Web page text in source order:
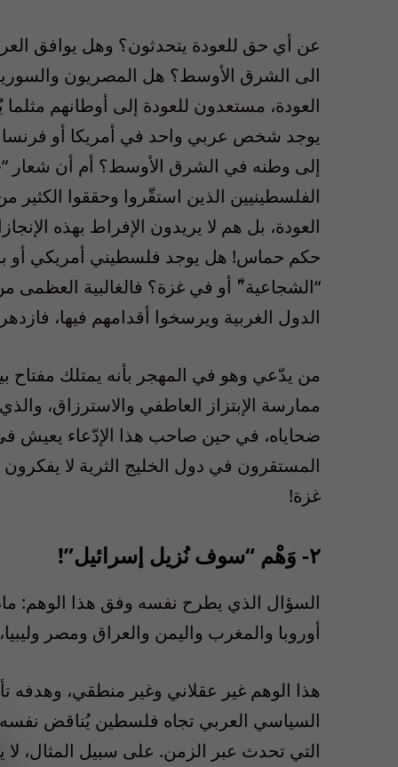
عن أي حق للعودة يتحدثون؟ وهل يوافق
الى الشرق الأوسط؟ هل المصريون
العودة، مستعدون للعودة إلى أوطانهم مثلما
يوجد شخص عربي واحد في أمريكا أو فرنسا
إلى وطنه في الشرق الأوسط؟ أم أن شعار
الفلسطينيين الذين استقّروا وحققوا
العودة، بل هم لا يريدون الإفراط بهذه
حكم حماس! هل يوجد فلسطيني أمريكي أو
“الشجاعية”ّ أو في غزة؟ فالغالبية العظمى
الدول الغربية ويرسخوا أقدامهم فيها،
من يدّعي وهو في المهجر بأنه يمتلك
ممارسة الإبتزاز العاطفي والاسترزاق،
ضحاياه، في حين صاحب هذا الإدّعاء يعيش في
المستقرون في دول الخليج الثرية لا يفكرون
غزة!
٢- وَهْم “سوف نُزيل إسرائيل”!
أوروبا والمغرب واليمن والعراق ومصر وليبيا، و2 مليون عربي داخل
هذا الوهم غير عقلاني وغير منطقي، وهدفه
السياسي العربي تجاه فلسطين يُناقض نفسه
التي تحدث عبر الزمن. على سبيل المثال، لا